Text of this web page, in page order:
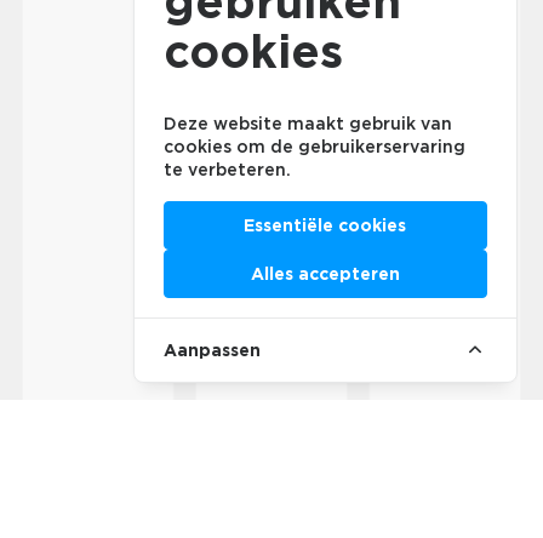
cookies
Deze website maakt gebruik van
cookies om de gebruikerservaring
te verbeteren.
Essentiële cookies
Alles accepteren
Aanpassen